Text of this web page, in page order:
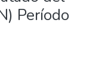
Período